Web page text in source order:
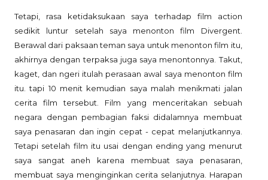
Tetapi, rasa ketidaksukaan saya terhadap film action
sedikit luntur setelah saya menonton film Divergent.
Berawal dari paksaan teman saya untuk menonton film itu,
akhirnya dengan terpaksa juga saya menontonnya. Takut,
kaget, dan ngeri itulah perasaan awal saya menonton film
itu. tapi 10 menit kemudian saya malah menikmati jalan
cerita film tersebut. Film yang menceritakan sebuah
negara dengan pembagian faksi didalamnya membuat
saya penasaran dan ingin cepat - cepat melanjutkannya.
Tetapi setelah film itu usai dengan ending yang menurut
saya sangat aneh karena membuat saya penasaran,
membuat saya menginginkan cerita selanjutnya. Harapan